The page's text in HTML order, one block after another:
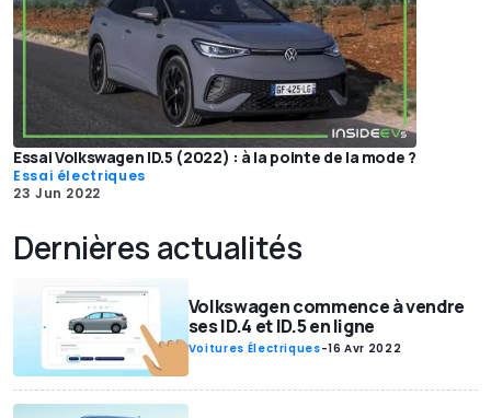
Essai Volkswagen ID.5 (2022) : à la pointe de la mode ?
Essai électriques
23 Jun 2022
Dernières actualités
Volkswagen commence à vendre
ses ID.4 et ID.5 en ligne
Voitures Électriques-16 Avr 2022